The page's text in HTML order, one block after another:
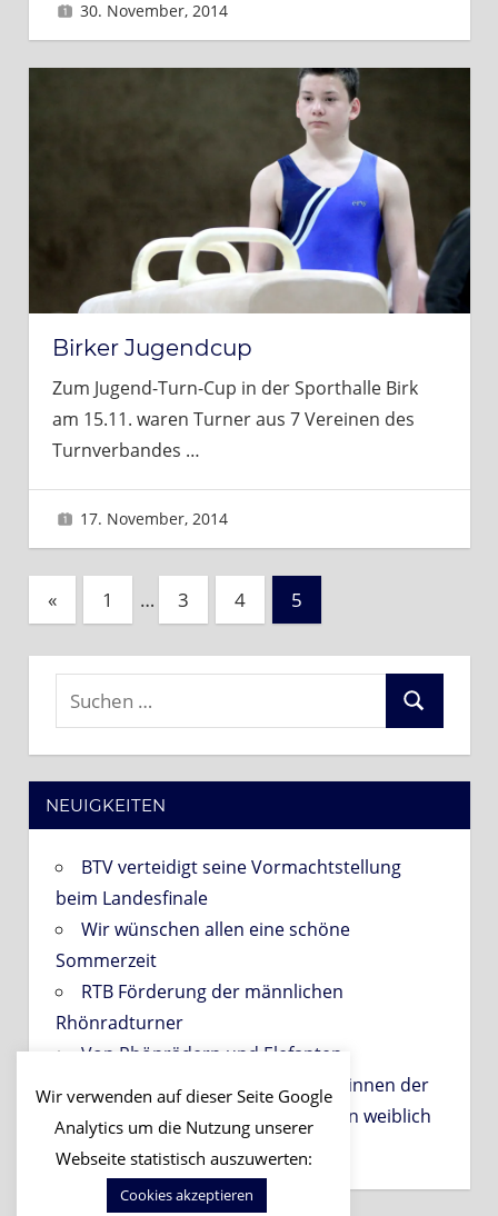
30. November, 2014
Birker Jugendcup
Zum Jugend-Turn-Cup in der Sporthalle Birk
am 15.11. waren Turner aus 7 Vereinen des
Turnverbandes …
17. November, 2014
Seitennummerierung
Beiträge
«Vorherige
Beiträge
1 … 3 4 5
Suchen
Suchen
NEUIGKEITEN
BTV verteidigt seine Vormachtstellung
beim Landesfinale
Wir wünschen allen eine schöne
Sommerzeit
RTB Förderung der männlichen
Rhönradturner
Von Rhönrädern und Elefanten
PROBETRAINING für Interessentinnen der
Gruppen der Abteilung Gerätturnen weiblich
am 06.09.2026!
Wir verwenden auf dieser Seite Google
Analytics um die Nutzung unserer
Webseite statistisch auszuwerten:
Cookies akzeptieren